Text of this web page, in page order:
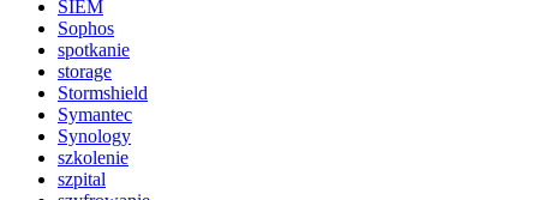
SIEM
Sophos
spotkanie
storage
Stormshield
Symantec
Synology
szkolenie
szpital